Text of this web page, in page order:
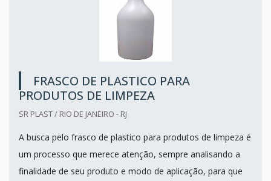
FRASCO DE PLASTICO PARA
PRODUTOS DE LIMPEZA
SR PLAST / RIO DE JANEIRO - RJ
A busca pelo frasco de plastico para produtos de limpeza é
um processo que merece atenção, sempre analisando a
finalidade de seu produto e modo de aplicação, para que